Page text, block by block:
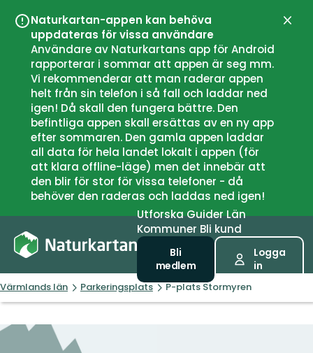
Naturkartan-appen kan behöva
uppdateras för vissa användare
Användare av Naturkartans app för Android
rapporterar i sommar att appen är seg mm.
Vi rekommenderar att man raderar appen
helt från sin telefon i så fall och laddar ned
igen! Då skall den fungera bättre. Den
befintliga appen skall ersättas av en ny app
efter sommaren. Den gamla appen laddar
all data för hela landet lokalt i appen (för
att klara offline-läge) men det innebär att
den blir för stor för vissa telefoner - då
behöver den raderas och laddas ned igen!
UtforskaGuiderLän
Kommuner Bli kund
Bli
medlem
Logga
in
Värmlands län Parkeringsplats P-plats Stormyren